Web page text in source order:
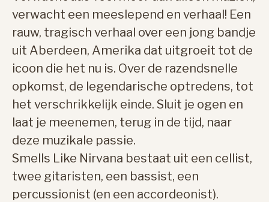
verwacht een meeslepend en verhaal! Een
rauw, tragisch verhaal over een jong bandje
uit Aberdeen, Amerika dat uitgroeit tot de
icoon die het nu is. Over de razendsnelle
opkomst, de legendarische optredens, tot
het verschrikkelijk einde. Sluit je ogen en
laat je meenemen, terug in de tijd, naar
deze muzikale passie.
Smells Like Nirvana bestaat uit een cellist,
twee gitaristen, een bassist, een
percussionist (en een accordeonist).